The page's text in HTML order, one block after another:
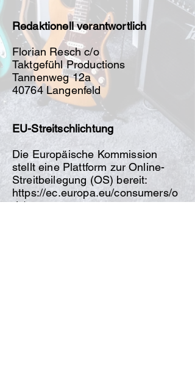
Redaktionell verantwortlich
Florian Resch c/o
Taktgefühl Productions
Tannenweg 12a
40764 Langenfeld
EU-Streitschlichtung
Die Europäische Kommission
stellt eine Plattform zur Online-
Streitbeilegung (OS) bereit:
https://ec.europa.eu/consumers/o
dr/.